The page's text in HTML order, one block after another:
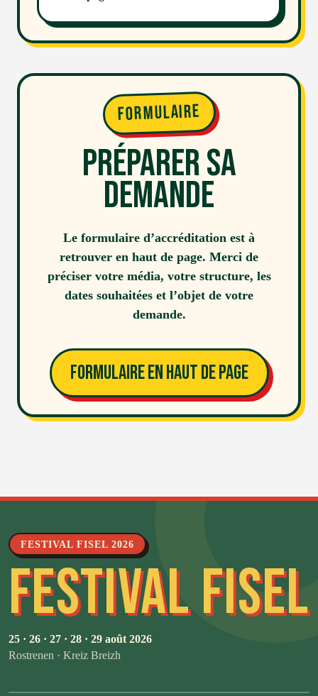
Formulaire
Préparer sa
demande
Le formulaire d’accréditation est à
retrouver en haut de page. Merci de
préciser votre média, votre structure, les
dates souhaitées et l’objet de votre
demande.
Formulaire en haut de page
FESTIVAL FISEL 2026
FESTIVAL FISEL
25 · 26 · 27 · 28 · 29 août 2026
Rostrenen · Kreiz Breizh